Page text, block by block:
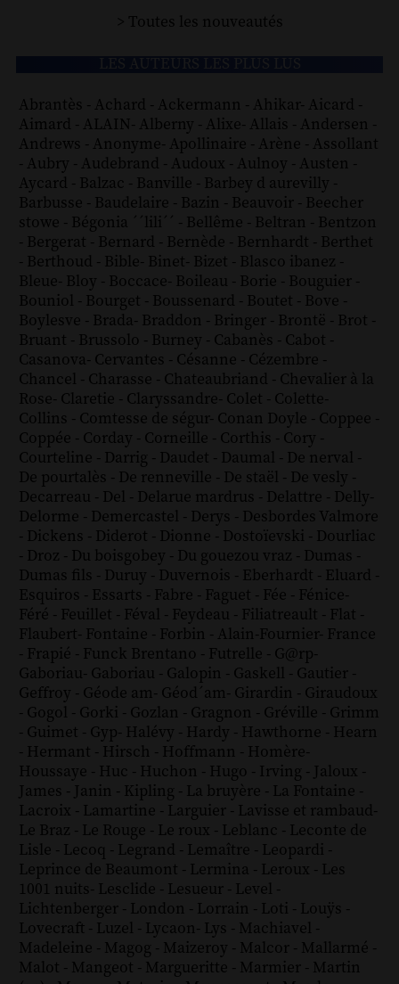
> Toutes les nouveautés
Abrantès - Achard - Ackermann - Ahikar- Aicard -
Aimard - ALAIN- Alberny - Alixe- Allais - Andersen -
Andrews - Anonyme- Apollinaire - Arène - Assollant
- Aubry - Audebrand - Audoux - Aulnoy - Austen -
Aycard - Balzac - Banville - Barbey d aurevilly -
Barbusse - Baudelaire - Bazin - Beauvoir - Beecher
stowe - Bégonia ´´lili´´ - Bellême - Beltran - Bentzon
- Bergerat - Bernard - Bernède - Bernhardt - Berthet
- Berthoud - Bible- Binet- Bizet - Blasco ibanez -
Bleue- Bloy - Boccace- Boileau - Borie - Bouguier -
Bouniol - Bourget - Boussenard - Boutet - Bove -
Boylesve - Brada- Braddon - Bringer - Brontë - Brot -
Bruant - Brussolo - Burney - Cabanès - Cabot -
Casanova- Cervantes - Césanne - Cézembre -
Chancel - Charasse - Chateaubriand - Chevalier à la
Rose- Claretie - Claryssandre- Colet - Colette-
Collins - Comtesse de ségur- Conan Doyle - Coppee -
Coppée - Corday - Corneille - Corthis - Cory -
Courteline - Darrig - Daudet - Daumal - De nerval -
De pourtalès - De renneville - De staël - De vesly -
Decarreau - Del - Delarue mardrus - Delattre - Delly-
Delorme - Demercastel - Derys - Desbordes Valmore
- Dickens - Diderot - Dionne - Dostoïevski - Dourliac
- Droz - Du boisgobey - Du gouezou vraz - Dumas -
Dumas fils - Duruy - Duvernois - Eberhardt - Eluard -
Esquiros - Essarts - Fabre - Faguet - Fée - Fénice-
Féré - Feuillet - Féval - Feydeau - Filiatreault - Flat -
Flaubert- Fontaine - Forbin - Alain-Fournier- France
- Frapié - Funck Brentano - Futrelle - G@rp-
Gaboriau- Gaboriau - Galopin - Gaskell - Gautier -
Geffroy - Géode am- Géod´am- Girardin - Giraudoux
- Gogol - Gorki - Gozlan - Gragnon - Gréville - Grimm
- Guimet - Gyp- Halévy - Hardy - Hawthorne - Hearn
- Hermant - Hirsch - Hoffmann - Homère-
Houssaye - Huc - Huchon - Hugo - Irving - Jaloux -
James - Janin - Kipling - La bruyère - La Fontaine -
Lacroix - Lamartine - Larguier - Lavisse et rambaud-
Le Braz - Le Rouge - Le roux - Leblanc - Leconte de
Lisle - Lecoq - Legrand - Lemaître - Leopardi -
Leprince de Beaumont - Lermina - Leroux - Les
1001 nuits- Lesclide - Lesueur - Level -
Lichtenberger - London - Lorrain - Loti - Louÿs -
Lovecraft - Luzel - Lycaon- Lys - Machiavel -
Madeleine - Magog - Maizeroy - Malcor - Mallarmé -
Malot - Mangeot - Margueritte - Marmier - Martin